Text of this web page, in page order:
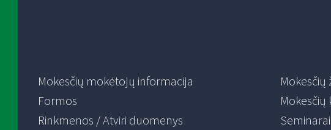
Mokesčių mokėtojų informacija
Formos
Rinkmenos / Atviri duomenys
Mokesčių
Seminarai